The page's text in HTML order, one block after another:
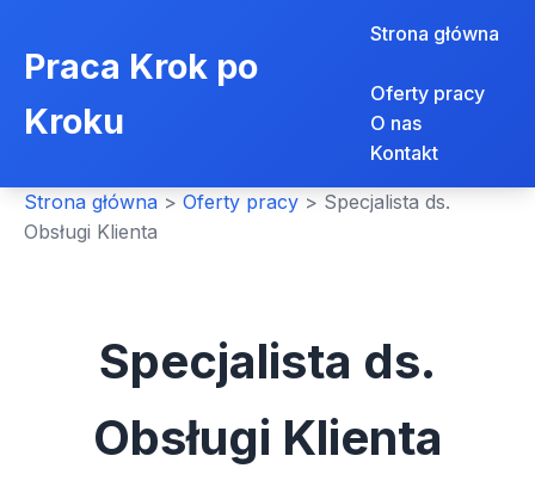
Praca Krok po
Kroku
Strona główna
Oferty pracy
O nas
Kontakt
Strona główna > Oferty pracy > Specjalista ds.
Obsługi Klienta
Specjalista ds.
Obsługi Klienta